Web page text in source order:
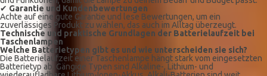
✔ Garantie und Kundenbewertungen
Achte auf eine gute Garantie und lese Bewertungen, um ein
zuverlässiges Produkt zu wählen, das auch im Alltag überzeugt.
Technische und praktische Grundlagen der Batterielaufzeit bei
Taschenlampen
Welche Batterietypen gibt es und wie unterscheiden sie sich?
Die Batterielaufzeit einer Taschenlampe hängt stark vom eingesetzten
Batterietyp ab. Gängige Typen sind Alkaline-, Lithium- und